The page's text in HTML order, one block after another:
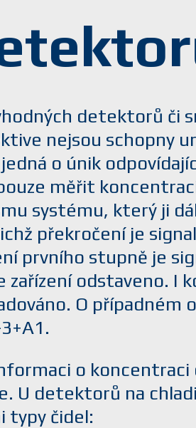
detektorů či
nejsou schopny
o únik
měřit
systému, který ji
překročení je
stupně je
odstaveno. I
O případném
o
U detektorů na
typy čidel: